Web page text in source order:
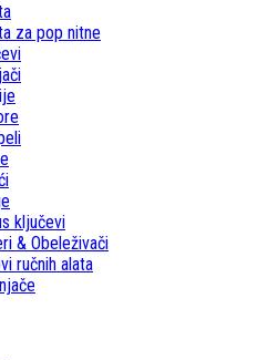
za pop nitne
ključevi
& Obeleživači
ručnih alata